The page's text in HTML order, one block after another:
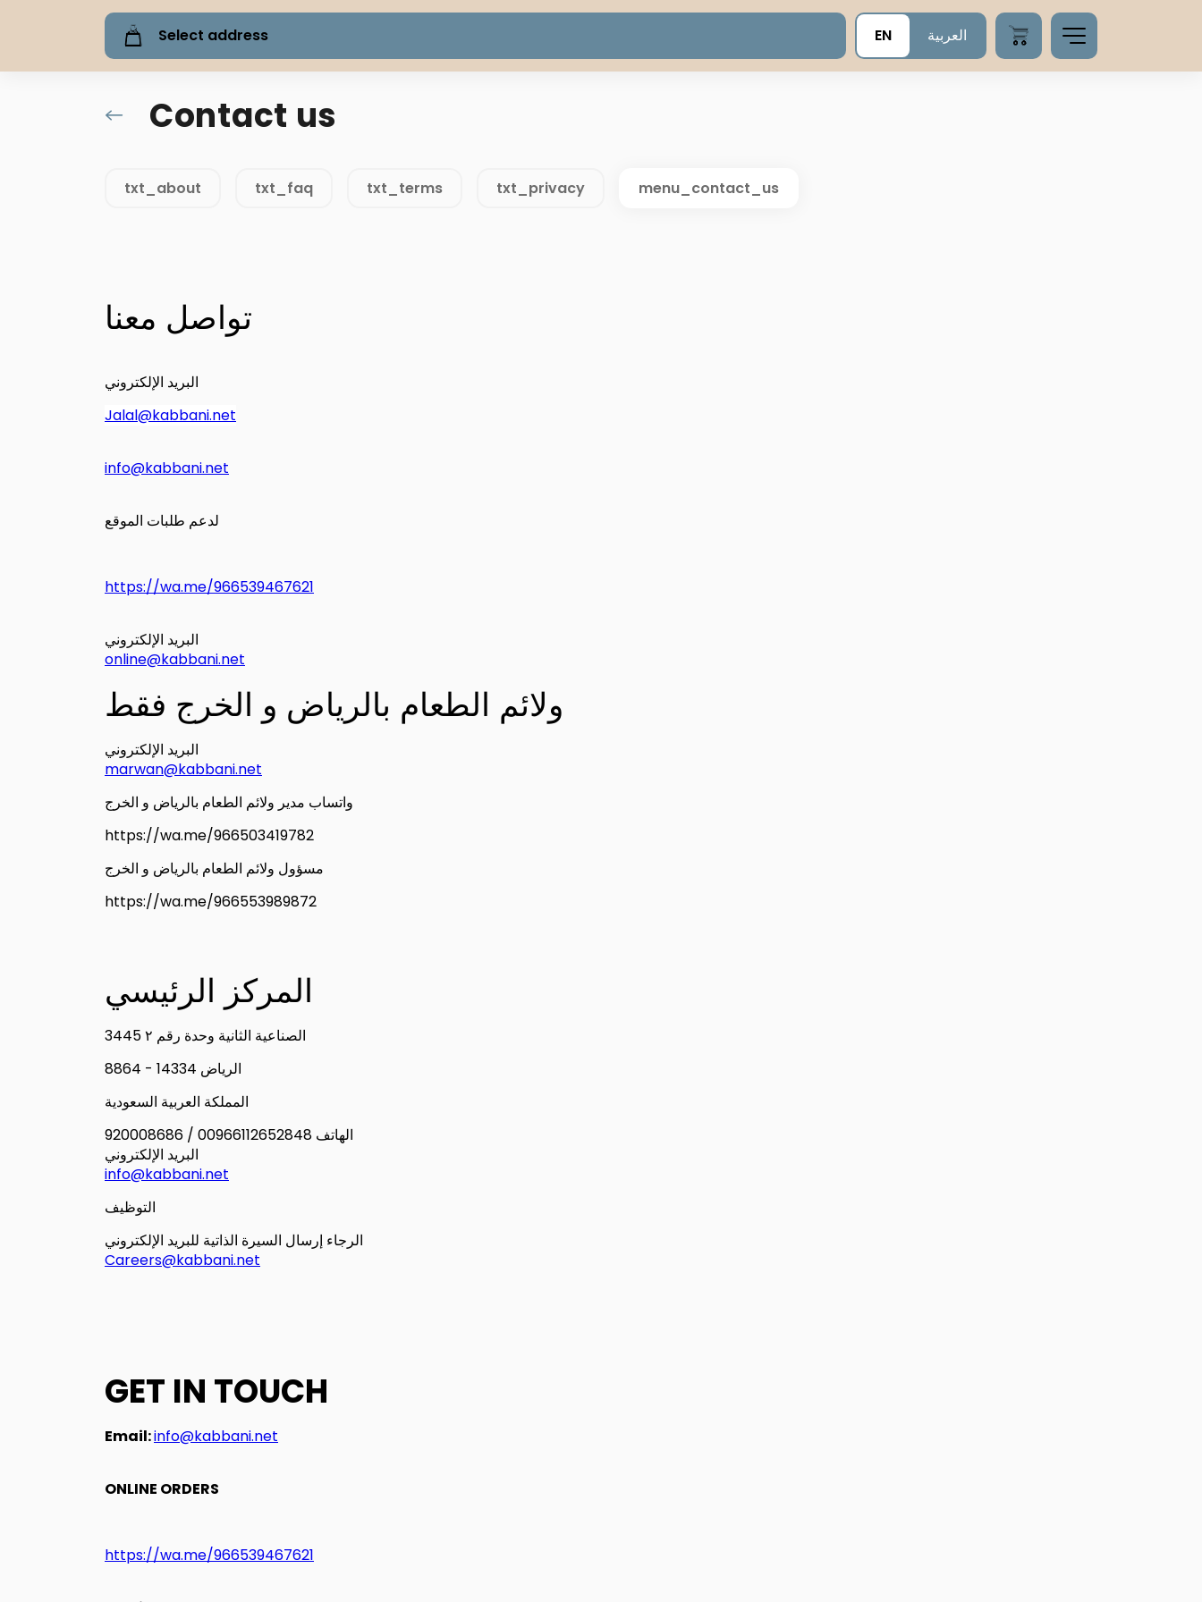
Select address EN العربية
Contact us
txt_about txt_faq txt_terms txt_privacy menu_contact_us
تواصل معنا
البريد الإلكتروني
Jalal@kabbani.net
info@kabbani.net
لدعم طلبات الموقع
https://wa.me/966539467621
البريد الإلكتروني
online@kabbani.net
ولائم الطعام بالرياض و الخرج فقط
البريد الإلكتروني
marwan@kabbani.net
واتساب مدير ولائم الطعام بالرياض و الخرج
https://wa.me/966503419782
مسؤول ولائم الطعام بالرياض و الخرج
https://wa.me/966553989872
المركز الرئيسي
3445 الصناعية الثانية وحدة رقم ٢
الرياض 14334 - 8864
المملكة العربية السعودية
الهاتف 00966112652848 / 920008686
البريد الإلكتروني
info@kabbani.net
التوظيف
الرجاء إرسال السيرة الذاتية للبريد الإلكتروني
Careers@kabbani.net
GET IN TOUCH
Email:info@kabbani.net
ONLINE ORDERS
https://wa.me/966539467621